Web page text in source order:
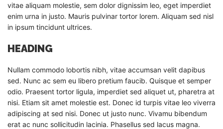
vitae aliquam molestie, sem dolor dignissim leo, eget imperdiet
enim urna in justo. Mauris pulvinar tortor lorem. Aliquam sed nisl
in ipsum tincidunt ultrices.
HEADING
Nullam commodo lobortis nibh, vitae accumsan velit dapibus
sed. Nunc ac sem eu libero pretium faucib. Quisque et semper
odio. Praesent tortor ligula, imperdiet sed aliquet ut, pharetra at
nisi. Etiam sit amet molestie est. Donec id turpis vitae leo viverra
adipiscing at sed nisi. Donec ut justo nunc. Vivamu bibendum
erat ac nunc sollicitudin lacinia. Phasellus sed lacus magna.